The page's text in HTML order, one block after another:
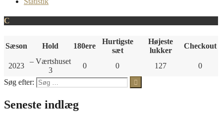
C
Sæson Hold 180ere
Hurtigste
sæt
Højeste
lukker
Checkout
2023
– Værtshuset
3
0 0 127
0
Søg efter:
Seneste indlæg